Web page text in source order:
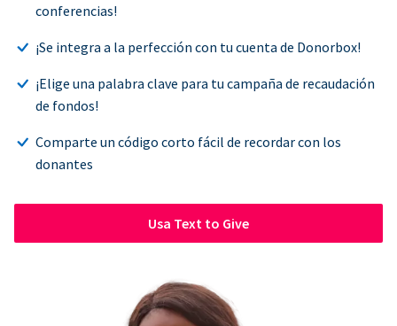
conferencias!
¡Se integra a la perfección con tu cuenta de Donorbox!
¡Elige una palabra clave para tu campaña de recaudación
de fondos!
Comparte un código corto fácil de recordar con los
donantes
Usa Text to Give